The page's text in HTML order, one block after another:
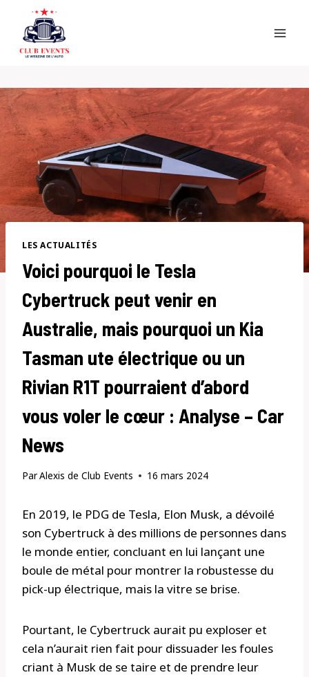
content
LES ACTUALITÉS
Voici pourquoi le Tesla
Cybertruck peut venir en
Australie, mais pourquoi un Kia
Tasman ute électrique ou un
Rivian R1T pourraient d’abord
vous voler le cœur : Analyse – Car
News
ParAlexis de Club Events 16 mars 2024
En 2019, le PDG de Tesla, Elon Musk, a dévoilé
son Cybertruck à des millions de personnes dans
le monde entier, concluant en lui lançant une
boule de métal pour montrer la robustesse du
pick-up électrique, mais la vitre se brise.
Pourtant, le Cybertruck aurait pu exploser et
cela n’aurait rien fait pour dissuader les foules
criant à Musk de se taire et de prendre leur